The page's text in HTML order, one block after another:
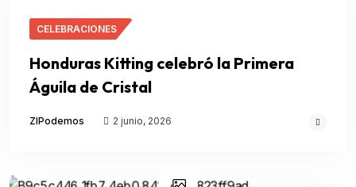
CELEBRACIONES
Honduras Kitting celebró la Primera
Águila de Cristal
ZIPodemos 2 junio, 2026